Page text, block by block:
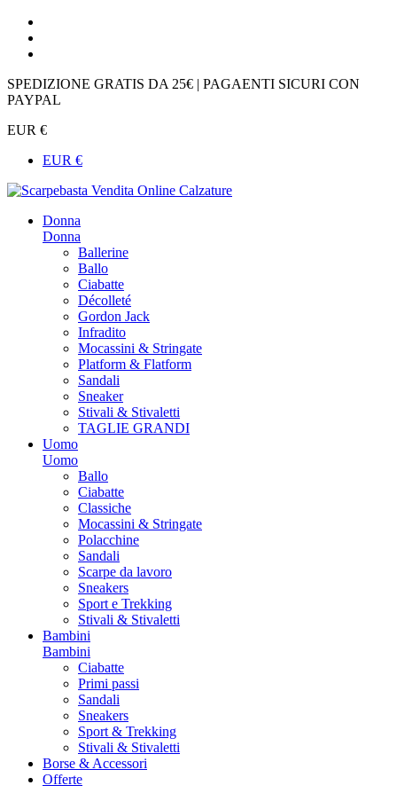
SPEDIZIONE GRATIS DA 25€ | PAGAENTI SICURI CON
PAYPAL
EUR €
EUR €
Donna
Donna
Ballerine
Ballo
Ciabatte
Décolleté
Gordon Jack
Infradito
Mocassini & Stringate
Platform & Flatform
Sandali
Sneaker
Stivali & Stivaletti
TAGLIE GRANDI
Uomo
Uomo
Ballo
Ciabatte
Classiche
Mocassini & Stringate
Polacchine
Sandali
Scarpe da lavoro
Sneakers
Sport e Trekking
Stivali & Stivaletti
Bambini
Bambini
Ciabatte
Primi passi
Sandali
Sneakers
Sport & Trekking
Stivali & Stivaletti
Borse & Accessori
Offerte